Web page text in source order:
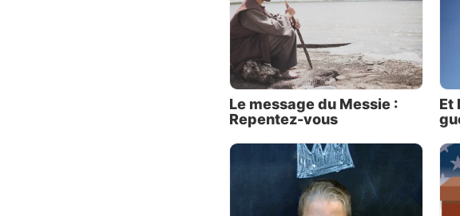
mais je sais que cela
Il avait raison. Un
lieu de façon
imprévues de la
précieux conseils pour
décadente et
prophète Ésaïe,
problèmes et
Le message du Messie :
Repentez-vous
Et